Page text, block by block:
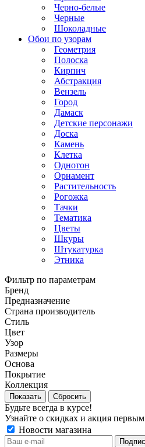
Черно-белые
Черные
Шоколадные
Обои по узорам
Геометрия
Полоска
Кирпич
Абстракция
Вензель
Город
Дамаск
Детские персонажи
Доска
Камень
Клетка
Однотон
Орнамент
Растительность
Рогожка
Тачки
Тематика
Цветы
Шкуры
Штукатурка
Этника
Фильтр по параметрам
Бренд
Предназначение
Страна производитель
Стиль
Цвет
Узор
Размеры
Основа
Покрытие
Коллекция
Сбросить
Будьте всегда в курсе!
Узнайте о скидках и акция первым
Новости магазина